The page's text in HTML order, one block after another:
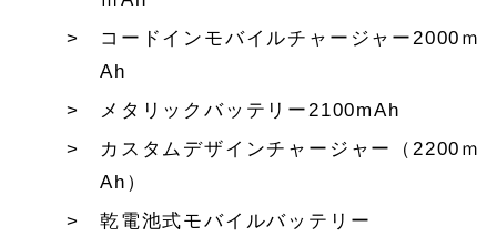
コードインモバイルチャージャー2000ｍ
Ah
メタリックバッテリー2100mAh
カスタムデザインチャージャー（2200ｍ
Ah）
乾電池式モバイルバッテリー